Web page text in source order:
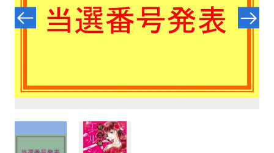
占い
数学
コンピューター